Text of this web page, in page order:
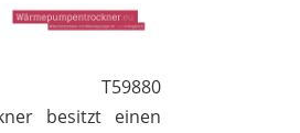
T59880
besitzt einen